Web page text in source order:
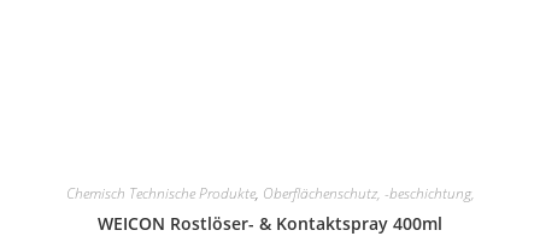
Chemisch Technische Produkte, Oberflächenschutz, -beschichtung,
WEICON Rostlöser- & Kontaktspray 400ml